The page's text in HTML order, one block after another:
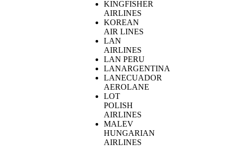
KINGFISHER
AIRLINES
KOREAN
AIR LINES
LAN
AIRLINES
LAN PERU
LANARGENTINA
LANECUADOR
AEROLANE
LOT
POLISH
AIRLINES
MALEV
HUNGARIAN
AIRLINES